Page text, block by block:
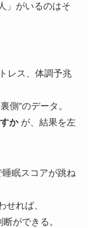
」がいるのはそ
レス、体調予兆
側”のデータ。
かが、結果を左
眠スコアが跳ね
せれば、
ができる。